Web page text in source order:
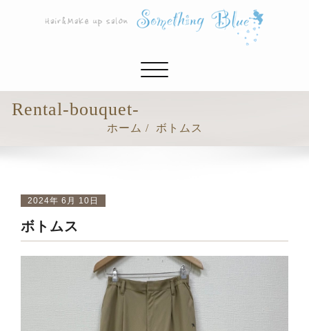
ナ
シ
ョ
Rental-bouquet-
ホーム ボトムス
2024年 6月 10日
ボトムス